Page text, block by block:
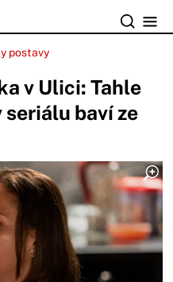
postavy
v Ulici: Tahle
baví ze